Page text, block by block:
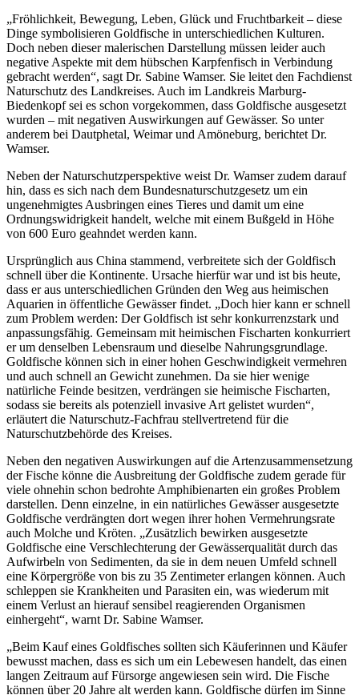
„Fröhlichkeit, Bewegung, Leben, Glück und Fruchtbarkeit – diese
Dinge symbolisieren Goldfische in unterschiedlichen Kulturen.
Doch neben dieser malerischen Darstellung müssen leider auch
negative Aspekte mit dem hübschen Karpfenfisch in Verbindung
gebracht werden“, sagt Dr. Sabine Wamser. Sie leitet den Fachdienst
Naturschutz des Landkreises. Auch im Landkreis Marburg-
Biedenkopf sei es schon vorgekommen, dass Goldfische ausgesetzt
wurden – mit negativen Auswirkungen auf Gewässer. So unter
anderem bei Dautphetal, Weimar und Amöneburg, berichtet Dr.
Wamser.
Neben der Naturschutzperspektive weist Dr. Wamser zudem darauf
hin, dass es sich nach dem Bundesnaturschutzgesetz um ein
ungenehmigtes Ausbringen eines Tieres und damit um eine
Ordnungswidrigkeit handelt, welche mit einem Bußgeld in Höhe
von 600 Euro geahndet werden kann.
Ursprünglich aus China stammend, verbreitete sich der Goldfisch
schnell über die Kontinente. Ursache hierfür war und ist bis heute,
dass er aus unterschiedlichen Gründen den Weg aus heimischen
Aquarien in öffentliche Gewässer findet. „Doch hier kann er schnell
zum Problem werden: Der Goldfisch ist sehr konkurrenzstark und
anpassungsfähig. Gemeinsam mit heimischen Fischarten konkurriert
er um denselben Lebensraum und dieselbe Nahrungsgrundlage.
Goldfische können sich in einer hohen Geschwindigkeit vermehren
und auch schnell an Gewicht zunehmen. Da sie hier wenige
natürliche Feinde besitzen, verdrängen sie heimische Fischarten,
sodass sie bereits als potenziell invasive Art gelistet wurden“,
erläutert die Naturschutz-Fachfrau stellvertretend für die
Naturschutzbehörde des Kreises.
Neben den negativen Auswirkungen auf die Artenzusammensetzung
der Fische könne die Ausbreitung der Goldfische zudem gerade für
viele ohnehin schon bedrohte Amphibienarten ein großes Problem
darstellen. Denn einzelne, in ein natürliches Gewässer ausgesetzte
Goldfische verdrängten dort wegen ihrer hohen Vermehrungsrate
auch Molche und Kröten. „Zusätzlich bewirken ausgesetzte
Goldfische eine Verschlechterung der Gewässerqualität durch das
Aufwirbeln von Sedimenten, da sie in dem neuen Umfeld schnell
eine Körpergröße von bis zu 35 Zentimeter erlangen können. Auch
schleppen sie Krankheiten und Parasiten ein, was wiederum mit
einem Verlust an hierauf sensibel reagierenden Organismen
einhergeht“, warnt Dr. Sabine Wamser.
„Beim Kauf eines Goldfisches sollten sich Käuferinnen und Käufer
bewusst machen, dass es sich um ein Lebewesen handelt, das einen
langen Zeitraum auf Fürsorge angewiesen sein wird. Die Fische
können über 20 Jahre alt werden kann. Goldfische dürfen im Sinne